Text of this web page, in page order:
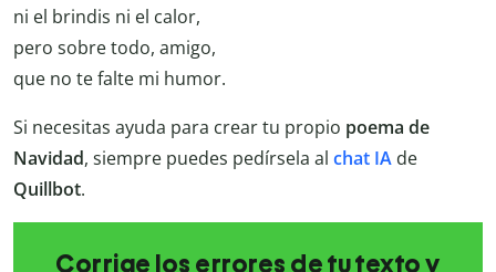
ni el brindis ni el calor,
pero sobre todo, amigo,
que no te falte mi humor.
Si necesitas ayuda para crear tu propio poema de
Navidad, siempre puedes pedírsela al chat IA de
Quillbot.
Corrige los errores de tu texto y